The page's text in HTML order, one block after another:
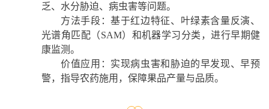
乏、水分胁迫、病虫害等问题。
方法手段：基于红边特征、叶绿素含量反演、
光谱角匹配（SAM）和机器学习分类，进行早期健
康监测。
价值应用：实现病虫害和胁迫的早发现、早预
警，指导农药施用，保障果品产量与品质。